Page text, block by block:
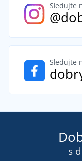
Sledujte
Sledujte
s